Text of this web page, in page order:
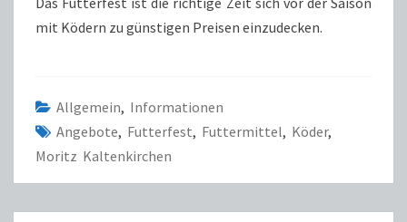
mit Ködern zu günstigen Preisen einzudecken.
Allgemein, Informationen
Angebote, Futterfest, Futtermittel, Köder,
Moritz Kaltenkirchen